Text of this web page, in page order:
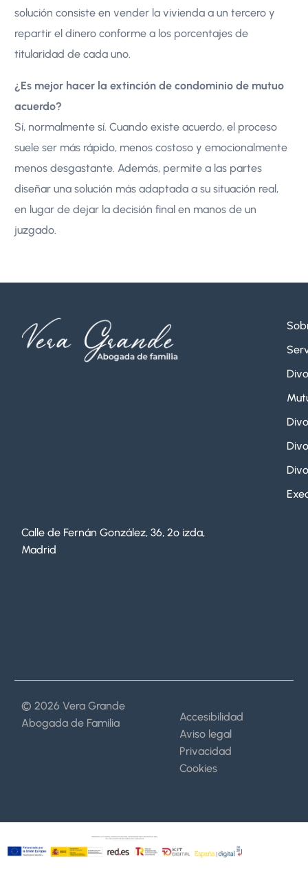
solución consiste en vender la vivienda a un tercero y
repartir el dinero conforme a los porcentajes de
titularidad de cada uno.
¿Es mejor hacer la extinción de condominio de mutuo
acuerdo?
Sí, normalmente sí. Cuando existe acuerdo, el proceso
suele ser más rápido, menos costoso y emocionalmente
menos desgastante. Además, permite a las partes
diseñar una solución más adaptada a su situación real,
en lugar de dejar la decisión final en manos de un
juzgado.
Calle de Fernán González, 36, 2º izda,
Madrid
© 2026 Vera Grande
Abogada de Familia
Accesibilidad
Aviso legal
Privacidad
Cookies